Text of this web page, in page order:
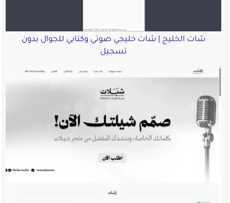
شات الخليج | شات خليجي صوتي وكتابي للجوال بدون
تسجيل